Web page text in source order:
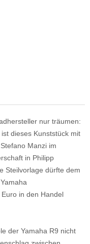
nur träumen:
dieses Kunststück mit
Manzi im
in Philipp
Steilvorlage dürfte dem
in den Handel
der Yamaha R9 nicht